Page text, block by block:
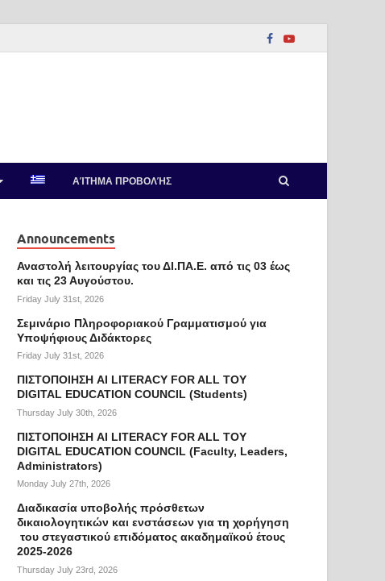
ΑΊΤΗΜΑ ΠΡΟΒΟΛΉΣ
Announcements
Αναστολή λειτουργίας του ΔΙ.ΠΑ.Ε. από τις 03 έως
και τις 23 Αυγούστου.
Friday July 31st, 2026
Σεμινάριο Πληροφοριακού Γραμματισμού για
Υποψήφιους Διδάκτορες
Friday July 31st, 2026
ΠΙΣΤΟΠΟΙΗΣΗ AI LITERACY FOR ALL ΤΟΥ
DIGITAL EDUCATION COUNCIL (Students)
Thursday July 30th, 2026
ΠΙΣΤΟΠΟΙΗΣΗ AI LITERACY FOR ALL ΤΟΥ
DIGITAL EDUCATION COUNCIL (Faculty, Leaders,
Administrators)
Monday July 27th, 2026
Διαδικασία υποβολής πρόσθετων
δικαιολογητικών και ενστάσεων για τη χορήγηση
του στεγαστικού επιδόματος ακαδημαϊκού έτους
2025-2026
Thursday July 23rd, 2026